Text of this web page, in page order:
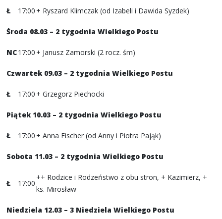
Ł 17:00 + Ryszard Klimczak (od Izabeli i Dawida Syzdek)
Środa 08.03 – 2 tygodnia Wielkiego Postu
NC17:00 + Janusz Zamorski (2 rocz. śm)
Czwartek 09.03 – 2 tygodnia Wielkiego Postu
Ł 17:00 + Grzegorz Piechocki
Piątek 10.03 – 2 tygodnia Wielkiego Postu
Ł 17:00 + Anna Fischer (od Anny i Piotra Pająk)
Sobota 11.03 – 2 tygodnia Wielkiego Postu
Ł 17:00
++ Rodzice i Rodzeństwo z obu stron, + Kazimierz, +
ks. Mirosław
Niedziela 12.03 – 3 Niedziela Wielkiego Postu